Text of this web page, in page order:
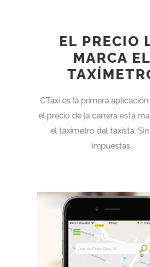
EL PRECIO
MARCA EL
CTaxi es la primera
el precio de la carrera está
el taxímetro del taxista.
impuestas.